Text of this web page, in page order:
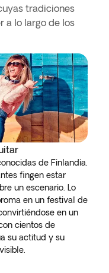
tradiciones
a lo largo de los
de Finlandia.
fingen estar
un escenario. Lo
en un festival de
en un
cientos de
su actitud y su